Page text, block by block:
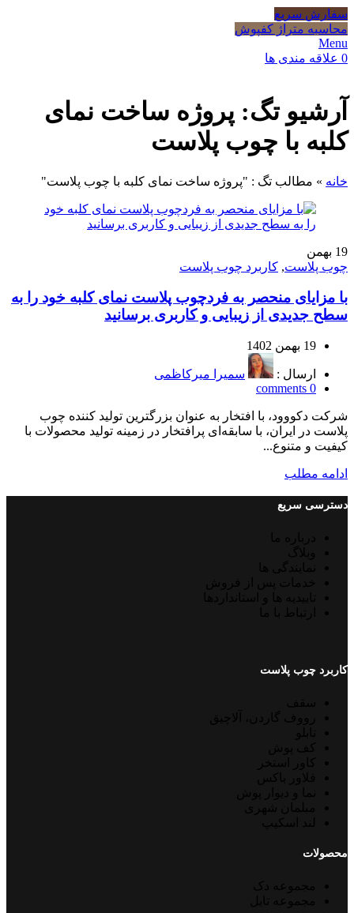
سفارش سریع
محاسبه متراژ کفپوش
Menu
0 علاقه مندی ها
آرشیو تگ: پروژه ساخت نمای
کلبه با چوب پلاست
خانه » مطالب تگ : "پروژه ساخت نمای کلبه با چوب پلاست"
19 بهمن
چوب پلاست, کاربرد چوب پلاست
با مزایای منحصر به فردچوب پلاست نمای کلبه خود را به
سطح جدیدی از زیبایی و کاربری برسانید
19 بهمن 1402
ارسال :
سمیرا میرکاظمی
0
comments
شرکت دکووود، با افتخار به عنوان بزرگترین تولید کننده چوب
پلاست در ایران، با سابقه‌ای پرافتخار در زمینه تولید محصولات با
کیفیت و متنوع...
ادامه مطلب
دسترسی سریع
کاربرد چوب پلاست
محصولات